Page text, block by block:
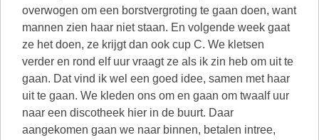
overwogen om een borstvergroting te gaan doen, want
mannen zien haar niet staan. En volgende week gaat
ze het doen, ze krijgt dan ook cup C. We kletsen
verder en rond elf uur vraagt ze als ik zin heb om uit te
gaan. Dat vind ik wel een goed idee, samen met haar
uit te gaan. We kleden ons om en gaan om twaalf uur
naar een discotheek hier in de buurt. Daar
aangekomen gaan we naar binnen, betalen intree,